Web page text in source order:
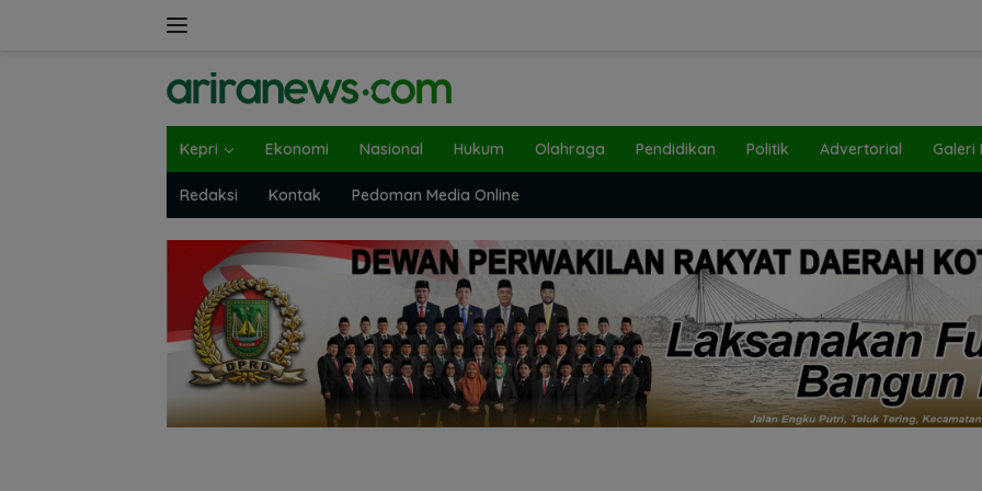
Kepri Ekonomi Nasional Hukum Olahraga Pendidikan Politik Advertorial Galeri
Redaksi Kontak Pedoman Media Online